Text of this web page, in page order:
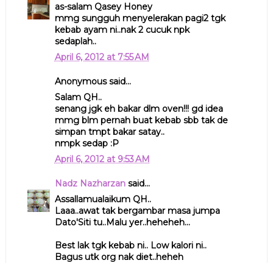
as-salam Qasey Honey
mmg sungguh menyelerakan pagi2 tgk
kebab ayam ni..nak 2 cucuk npk
sedaplah..
April 6, 2012 at 7:55 AM
Anonymous said...
Salam QH..
senang jgk eh bakar dlm oven!!! gd idea
mmg blm pernah buat kebab sbb tak de
simpan tmpt bakar satay..
nmpk sedap :P
April 6, 2012 at 9:53 AM
Nadz Nazharzansaid...
Assallamualaikum QH..
Laaa..awat tak bergambar masa jumpa
Dato'Siti tu..Malu yer..heheheh...
Best lak tgk kebab ni.. Low kalori ni..
Bagus utk org nak diet..heheh